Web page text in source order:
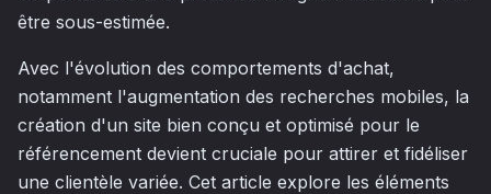
être sous-estimée.
Avec l'évolution des comportements d'achat,
notamment l'augmentation des recherches mobiles, la
création d'un site bien conçu et optimisé pour le
référencement devient cruciale pour attirer et fidéliser
une clientèle variée. Cet article explore les éléments